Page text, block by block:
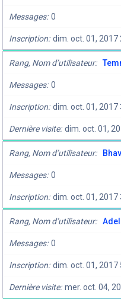
Messages 0
Inscription dim. oct. 01, 2017
Rang, Nom d’utilisateur
Messages 0
Inscription dim. oct. 01, 2017
Dernière visite dim. oct. 01,
Rang, Nom d’utilisateur
Messages 0
Inscription dim. oct. 01, 2017
Rang, Nom d’utilisateur Adel
Messages 0
Inscription dim. oct. 01, 2017
Dernière visite mer. oct. 04,